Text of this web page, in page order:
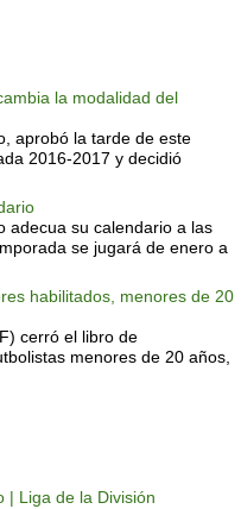
la modalidad del
aprobó la tarde de este
2016-2017 y decidió
adecua su calendario a las
se jugará de enero a
habilitados, menores de 20
cerró el libro de
menores de 20 años,
| Liga de la División